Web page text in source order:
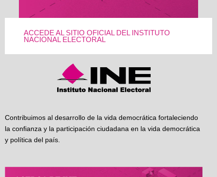
ACCEDE AL SITIO OFICIAL DEL INSTITUTO
NACIONAL ELECTORAL
Contribuimos al desarrollo de la vida democrática fortaleciendo
la confianza y la participación ciudadana en la vida democrática
y política del país.